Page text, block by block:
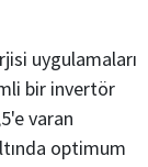
uygulamaları
bir invertör
varan
optimum